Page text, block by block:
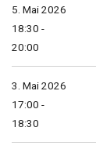
5. Mai 2026
18:30 -
20:00
3. Mai 2026
17:00 -
18:30